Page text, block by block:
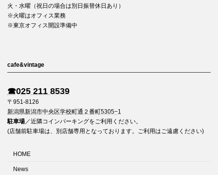
火・水曜（祝日の場合は別日振替休日あり）
※火曜はオフィス業務
※東京オフィス開設準備中
cafe&vintage
☎︎025 211 8539
〒951-8126
新潟県新潟市中央区学校町通２番町5305−1
駐車場／近隣コインパーキングをご利用ください。
(店舗前駐車場は、別店舗専用となっております。ご利用はご遠慮ください)
HOME
News